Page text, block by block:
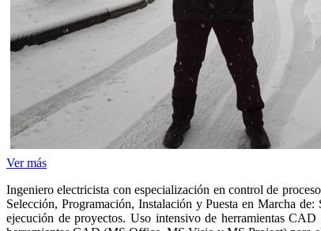
Ver más
Ingeniero electricista con especialización en control de
Selección, Programación, Instalación y Puesta en Marcha
ejecución de proyectos. Uso intensivo de herramientas